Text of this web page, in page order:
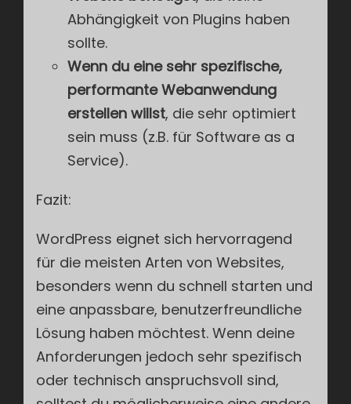
Abhängigkeit von Plugins haben
sollte.
Wenn du eine sehr spezifische,
performante Webanwendung
erstellen willst, die sehr optimiert
sein muss (z.B. für Software as a
Service).
Fazit:
WordPress eignet sich hervorragend
für die meisten Arten von Websites,
besonders wenn du schnell starten und
eine anpassbare, benutzerfreundliche
Lösung haben möchtest. Wenn deine
Anforderungen jedoch sehr spezifisch
oder technisch anspruchsvoll sind,